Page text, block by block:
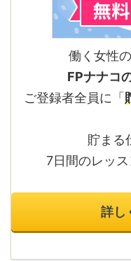
働く女性
FPナナコ
ご登録者全員に「
貯まる
7日間のレッス
詳し